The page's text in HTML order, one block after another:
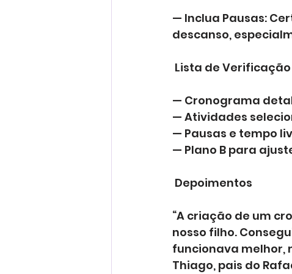
— Inclua Pausas:
descanso,
Lista de Verificação
— Cronograma
— Atividades
— Pausas e tempo
— Plano B para
Depoimentos
“A criação de um
nosso filho.
funcionava melhor,
Thiago, pais do